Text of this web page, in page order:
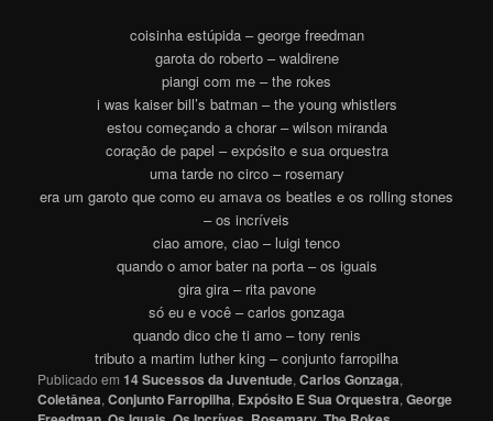
coisinha estúpida – george freedman
garota do roberto – waldirene
piangi com me – the rokes
i was kaiser bill’s batman – the young whistlers
estou começando a chorar – wilson miranda
coração de papel – expósito e sua orquestra
uma tarde no circo – rosemary
era um garoto que como eu amava os beatles e os rolling stones
– os incríveis
ciao amore, ciao – luigi tenco
quando o amor bater na porta – os iguais
gira gira – rita pavone
só eu e você – carlos gonzaga
quando dico che ti amo – tony renis
tributo a martim luther king – conjunto farropilha
Publicado em 14 Sucessos da Juventude,Carlos Gonzaga,
Coletânea,Conjunto Farropilha, Expósito E Sua Orquestra,George